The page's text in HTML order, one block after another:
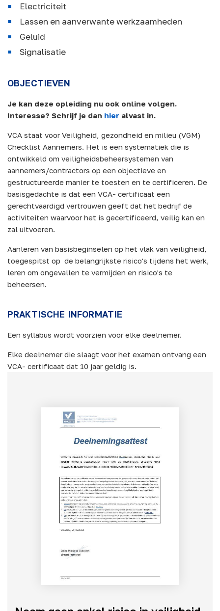
Electriciteit
Lassen en aanverwante werkzaamheden
Geluid
Signalisatie
OBJECTIEVEN
Je kan deze opleiding nu ook online volgen.
Interesse? Schrijf je dan hier alvast in.
VCA staat voor Veiligheid, gezondheid en milieu (VGM)
Checklist Aannemers. Het is een systematiek die is
ontwikkeld om veiligheidsbeheersystemen van
aannemers/contractors op een objectieve en
gestructureerde manier te toesten en te certificeren. De
basisgedachte is dat een VCA- certificaat een
gerechtvaardigd vertrouwen geeft dat het bedrijf de
activiteiten waarvoor het is gecertificeerd, veilig kan en
zal uitvoeren.
Aanleren van basisbeginselen op het vlak van veiligheid,
toegespitst op de belangrijkste risico's tijdens het werk,
leren om ongevallen te vermijden en risico's te
beheersen.
PRAKTISCHE INFORMATIE
Een syllabus wordt voorzien voor elke deelnemer.
Elke deelnemer die slaagt voor het examen ontvang een
VCA- certificaat dat 10 jaar geldig is.